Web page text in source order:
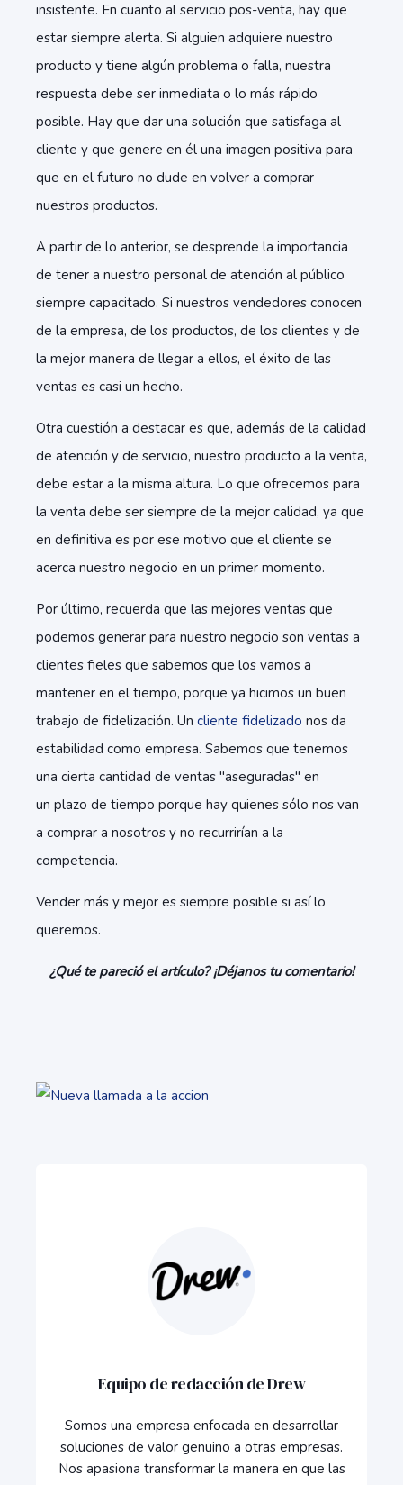
insistente. En cuanto al servicio pos-venta, hay que
estar siempre alerta. Si alguien adquiere nuestro
producto y tiene algún problema o falla, nuestra
respuesta debe ser inmediata o lo más rápido
posible. Hay que dar una solución que satisfaga al
cliente y que genere en él una imagen positiva para
que en el futuro no dude en volver a comprar
nuestros productos.
A partir de lo anterior, se desprende la importancia
de tener a nuestro personal de atención al público
siempre capacitado. Si nuestros vendedores conocen
de la empresa, de los productos, de los clientes y de
la mejor manera de llegar a ellos, el éxito de las
ventas es casi un hecho.
Otra cuestión a destacar es que, además de la calidad
de atención y de servicio, nuestro producto a la venta,
debe estar a la misma altura. Lo que ofrecemos para
la venta debe ser siempre de la mejor calidad, ya que
en definitiva es por ese motivo que el cliente se
acerca nuestro negocio en un primer momento.
Por último, recuerda que las mejores ventas que
podemos generar para nuestro negocio son ventas a
clientes fieles que sabemos que los vamos a
mantener en el tiempo, porque ya hicimos un buen
trabajo de fidelización. Un cliente fidelizado nos da
estabilidad como empresa. Sabemos que tenemos
una cierta cantidad de ventas "aseguradas" en
un plazo de tiempo porque hay quienes sólo nos van
a comprar a nosotros y no recurrirían a la
competencia.
Vender más y mejor es siempre posible si así lo
queremos.
¿Qué te pareció el artículo? ¡Déjanos tu comentario!
Equipo de redacción de Drew
Somos una empresa enfocada en desarrollar
soluciones de valor genuino a otras empresas.
Nos apasiona transformar la manera en que las